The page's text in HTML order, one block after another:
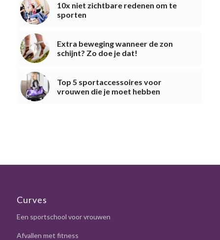
10x niet zichtbare redenen om te
sporten
Extra beweging wanneer de zon
schijnt? Zo doe je dat!
Top 5 sportaccessoires voor
vrouwen die je moet hebben
Curves
Een sportschool voor vrouwen
Afvallen met fitness